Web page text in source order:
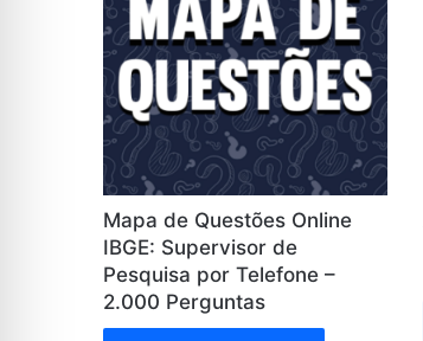
Mapa de Questões Online
IBGE: Supervisor de
Pesquisa por Telefone –
2.000 Perguntas